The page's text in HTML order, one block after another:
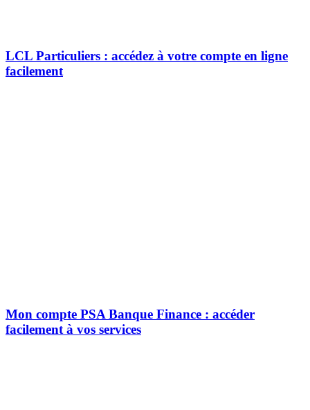
LCL Particuliers : accédez à votre compte en ligne
facilement
Mon compte PSA Banque Finance : accéder
facilement à vos services